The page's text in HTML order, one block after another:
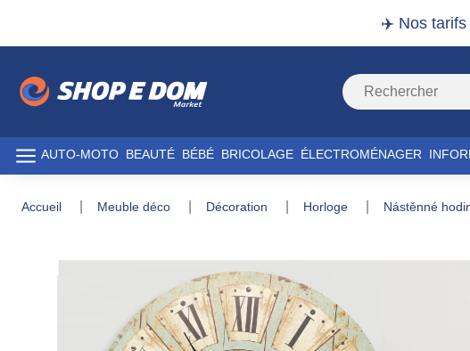
✈️ Nos tarifs
AUTO-MOTO BEAUTÉ BÉBÉ BRICOLAGE ÉLECTROMÉNAGER
accueil meuble déco décoration horloge nástěnné